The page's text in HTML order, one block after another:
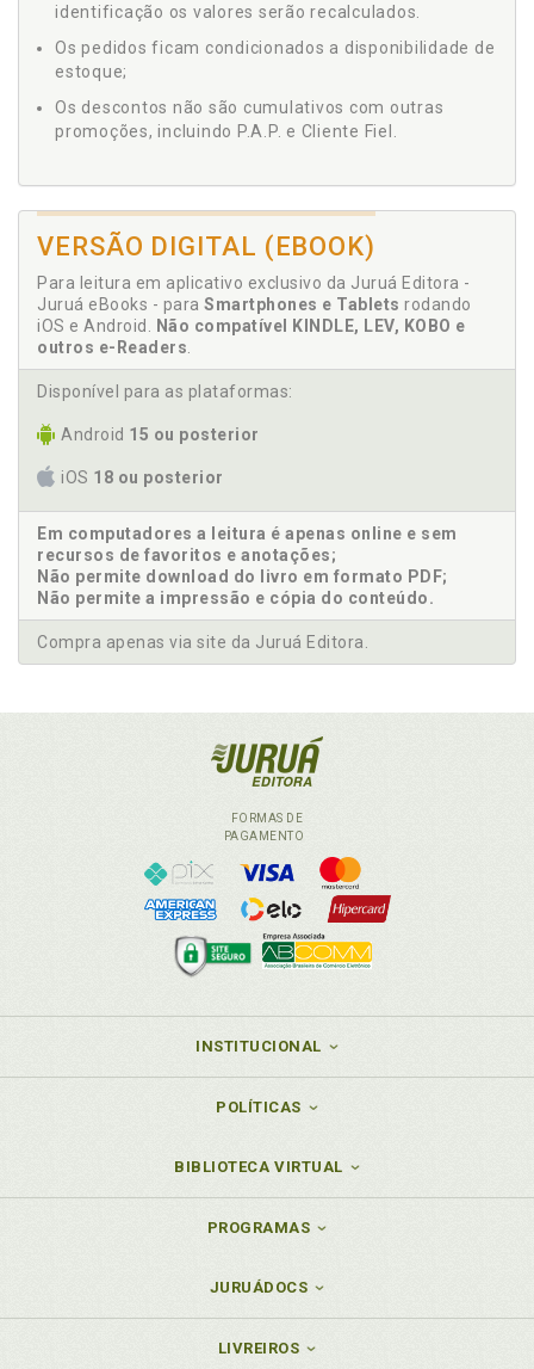
identificação os valores serão recalculados.
Os pedidos ficam condicionados a disponibilidade de
estoque;
Os descontos não são cumulativos com outras
promoções, incluindo P.A.P. e Cliente Fiel.
VERSÃO DIGITAL (EBOOK)
Para leitura em aplicativo exclusivo da Juruá Editora -
Juruá eBooks - para Smartphones e Tablets rodando
iOS e Android.
Não compatível KINDLE, LEV, KOBO e
outros e-Readers
Disponível para as plataformas:
Android 15 ou posterior
iOS 18 ou posterior
Em computadores a leitura é apenas online e sem
recursos de favoritos e anotações;
Não permite download do livro em formato PDF;
Não permite a impressão e cópia do conteúdo.
Compra apenas via site da Juruá Editora.
FORMAS DE
PAGAMENTO
INSTITUCIONAL
POLÍTICAS
BIBLIOTECA VIRTUAL
PROGRAMAS
JURUÁDOCS
LIVREIROS